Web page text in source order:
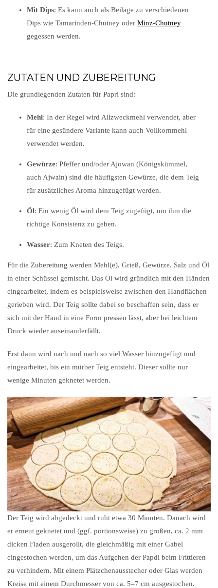
Mit Dips: Es kann auch als Beilage zu verschiedenen
Dips wie Tamarinden-Chutney oder Minz-Chutney
gegessen werden.
ZUTATEN UND ZUBEREITUNG
Die grundlegenden Zutaten für Papri sind:
Mehl: In der Regel wird Allzweckmehl verwendet, aber
für eine gesündere Variante kann auch Vollkornmehl
verwendet werden.
Gewürze: Pfeffer und/oder Ajowan (Königskümmel,
auch Ajwain) sind die häufigsten Gewürze, die dem Teig
für zusätzliches Aroma hinzugefügt werden.
Öl: Ein wenig Öl wird dem Teig zugefügt, um ihm die
richtige Konsistenz zu geben.
Wasser: Zum Kneten des Teigs.
Für die Zubereitung werden Mehl(e), Grieß, Gewürze, Salz und Öl
in einer Schüssel gemischt. Das Öl wird gründlich mit den Händen
eingearbeitet, indem es beispielsweise zwischen den Handflächen
gerieben wird. Der Teig sollte dabei so beschaffen sein, dass er
sich mit der Hand in eine Form pressen lässt, aber bei leichtem
Druck wieder auseinanderfällt.
Erst dann wird nach und nach so viel Wasser hinzugefügt und
eingearbeitet, bis ein mürber Teig entsteht. Dieser sollte nur
wenige Minuten geknetet werden.
Der Teig wird abgedeckt und ruht etwa 30 Minuten. Danach wird
er erneut geknetet und (ggf. portionsweise) zu großen, ca. 2 mm
dicken Fladen ausgerollt, die gleichmäßig mit einer Gabel
eingestochen werden, um das Aufgehen der Papdi beim Frittieren
zu verhindern. Mit einem Plätzchenausstecher oder Glas werden
Kreise mit einem Durchmesser von ca. 5–7 cm ausgestochen.